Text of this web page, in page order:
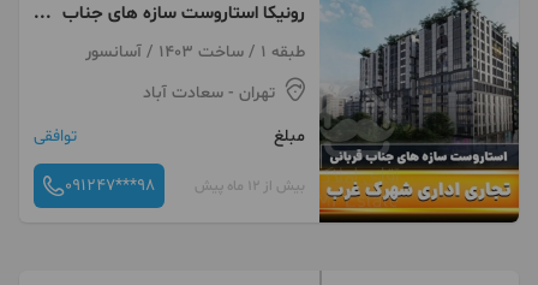
رونیکا استاروست سازه های جناب
قربانی تجاری اداری
طبقه 1 / ساخت 1403 / آسانسور
تهران - سعادت آباد
مبلغ
توافقی
بیش از 12 ماه پیش 091247***98